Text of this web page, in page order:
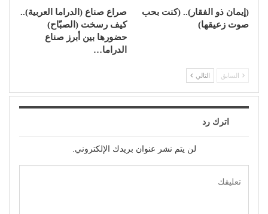
(إيمان ذو الفقار).. (كنت بحب
صوت زعيقها)
صراع صناع (الدراما العربية)..
كيف رسخت (الصبّاح)
حضورها بين أبرز صناع
الدراما…
السابق التالي
اترك رد
لن يتم نشر عنوان بريدك الإلكتروني.